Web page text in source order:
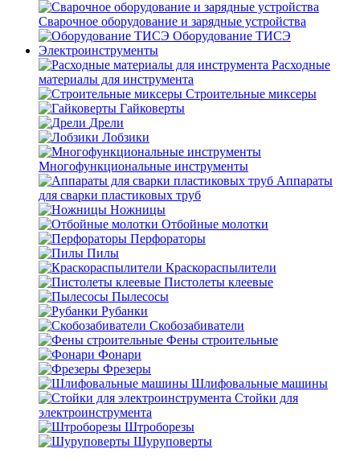
Сварочное оборудование и зарядные устройства
Оборудование ТИСЭ
Электроинструменты
Расходные
материалы для инструмента
Строительные миксеры
Гайковерты
Дрели
Лобзики
Многофункциональные инструменты
Аппараты
для сварки пластиковых труб
Ножницы
Отбойные молотки
Перфораторы
Пилы
Краскораспылители
Пистолеты клеевые
Пылесосы
Рубанки
Скобозабиватели
Фены строительные
Фонари
Фрезеры
Шлифовальные машины
Стойки для
электроинструмента
Штроборезы
Шуруповерты